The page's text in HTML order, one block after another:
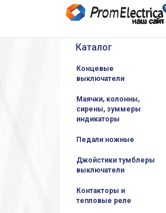
Каталог
Концевые
выключатели
Маячки, колонны,
сирены, зуммеры
индикаторы
Педали ножные
Джойстики тумблеры
выключатели
Контакторы и
тепловые реле